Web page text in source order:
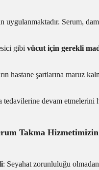
uygulanmaktadır. Serum,
gibi vücut için gerekli
hastane şartlarına maruz
tedavilerine devam etmelerini
Takma
: Seyahat zorunluluğu